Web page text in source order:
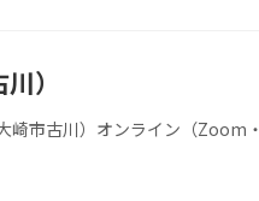
）
崎市古川）オンライン（Zoom・